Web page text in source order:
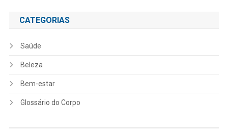
CATEGORIAS
Saúde
Beleza
Bem-estar
Glossário do Corpo